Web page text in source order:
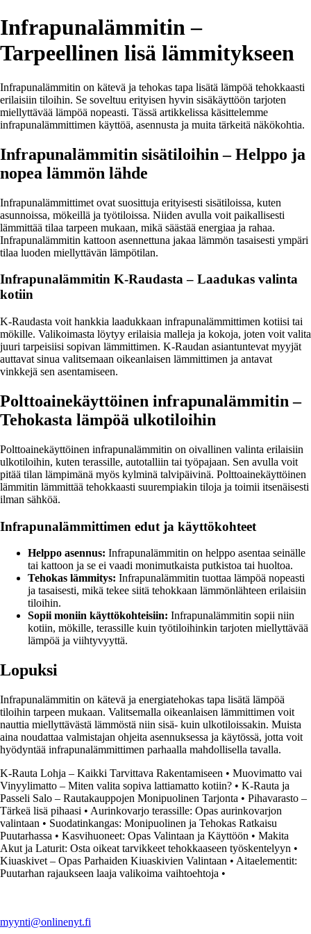
Infrapunalämmitin –
Tarpeellinen lisä lämmitykseen
Infrapunalämmitin on kätevä ja tehokas tapa lisätä lämpöä tehokkaasti
erilaisiin tiloihin. Se soveltuu erityisen hyvin sisäkäyttöön tarjoten
miellyttävää lämpöä nopeasti. Tässä artikkelissa käsittelemme
infrapunalämmittimen käyttöä, asennusta ja muita tärkeitä näkökohtia.
Infrapunalämmitin sisätiloihin – Helppo ja
nopea lämmön lähde
Infrapunalämmittimet ovat suosittuja erityisesti sisätiloissa, kuten
asunnoissa, mökeillä ja työtiloissa. Niiden avulla voit paikallisesti
lämmittää tilaa tarpeen mukaan, mikä säästää energiaa ja rahaa.
Infrapunalämmitin kattoon asennettuna jakaa lämmön tasaisesti ympäri
tilaa luoden miellyttävän lämpötilan.
Infrapunalämmitin K-Raudasta – Laadukas valinta
kotiin
K-Raudasta voit hankkia laadukkaan infrapunalämmittimen kotiisi tai
mökille. Valikoimasta löytyy erilaisia malleja ja kokoja, joten voit valita
juuri tarpeisiisi sopivan lämmittimen. K-Raudan asiantuntevat myyjät
auttavat sinua valitsemaan oikeanlaisen lämmittimen ja antavat
vinkkejä sen asentamiseen.
Polttoainekäyttöinen infrapunalämmitin –
Tehokasta lämpöä ulkotiloihin
Polttoainekäyttöinen infrapunalämmitin on oivallinen valinta erilaisiin
ulkotiloihin, kuten terassille, autotalliin tai työpajaan. Sen avulla voit
pitää tilan lämpimänä myös kylminä talvipäivinä. Polttoainekäyttöinen
lämmitin lämmittää tehokkaasti suurempiakin tiloja ja toimii itsenäisesti
ilman sähköä.
Infrapunalämmittimen edut ja käyttökohteet
Helppo asennus: Infrapunalämmitin on helppo asentaa seinälle
tai kattoon ja se ei vaadi monimutkaista putkistoa tai huoltoa.
Tehokas lämmitys: Infrapunalämmitin tuottaa lämpöä nopeasti
ja tasaisesti, mikä tekee siitä tehokkaan lämmönlähteen erilaisiin
tiloihin.
Sopii moniin käyttökohteisiin: Infrapunalämmitin sopii niin
kotiin, mökille, terassille kuin työtiloihinkin tarjoten miellyttävää
lämpöä ja viihtyvyyttä.
Lopuksi
Infrapunalämmitin on kätevä ja energiatehokas tapa lisätä lämpöä
tiloihin tarpeen mukaan. Valitsemalla oikeanlaisen lämmittimen voit
nauttia miellyttävästä lämmöstä niin sisä- kuin ulkotiloissakin. Muista
aina noudattaa valmistajan ohjeita asennuksessa ja käytössä, jotta voit
hyödyntää infrapunalämmittimen parhaalla mahdollisella tavalla.
K-Rauta Lohja – Kaikki Tarvittava Rakentamiseen • Muovimatto vai
Vinyylimatto – Miten valita sopiva lattiamatto kotiin? • K-Rauta ja
Passeli Salo – Rautakauppojen Monipuolinen Tarjonta • Pihavarasto –
Tärkeä lisä pihaasi • Aurinkovarjo terassille: Opas aurinkovarjon
valintaan • Suodatinkangas: Monipuolinen ja Tehokas Ratkaisu
Puutarhassa • Kasvihuoneet: Opas Valintaan ja Käyttöön • Makita
Akut ja Laturit: Osta oikeat tarvikkeet tehokkaaseen työskentelyyn •
Kiuaskivet – Opas Parhaiden Kiuaskivien Valintaan • Aitaelementit:
Puutarhan rajaukseen laaja valikoima vaihtoehtoja •
myynti@onlinenyt.fi